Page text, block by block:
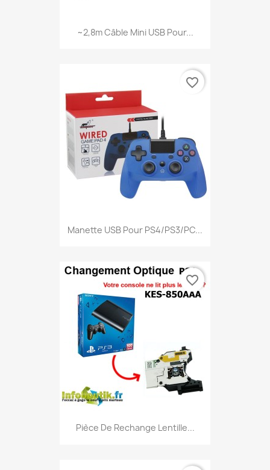
~2,8m Câble Mini USB Pour...
Manette USB Pour PS4/PS3/PC...
favorite_border
Pièce De Rechange Lentille...
favorite_border